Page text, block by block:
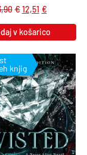
€ 12,51 €
v košarico
knjig